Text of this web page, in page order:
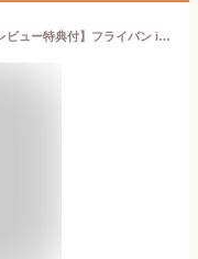
【12月1日はポイント最大10倍祭♪】【レビュー特典付】フライパン ih 24cm セラミック GREENPAN グリーンパン フライパン 24cm ヴェニス プロ グリーンパン フライパン 24 金属 熱伝導 コーティング ガス フッ素加工なし 料理 PFAS FREE IH対応 お手入れ ダイヤモンド